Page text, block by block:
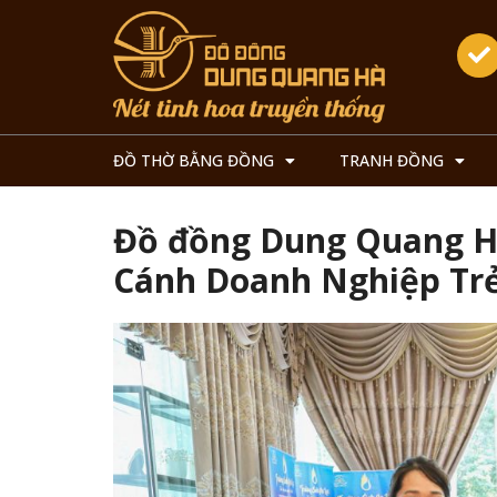
ĐỒ THỜ BẰNG ĐỒNG TRANH ĐỒNG
Đồ đồng Dung Quang
Cánh Doanh Nghiệp